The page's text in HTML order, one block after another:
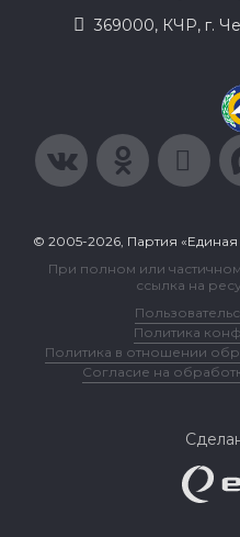
369000, КЧР, г.
© 2005-2026, Партия
При полном или
ссылка на
Политика
Политика в отношении
Согласие на